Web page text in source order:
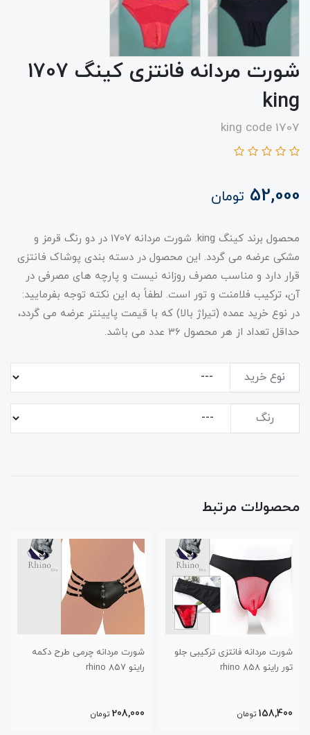
شورت مردانه فانتزی کینگ 1707
king
king code 1707
52,000 تومان
محصول برند کینگ king. شورت مردانه 1707 در دو رنگ قرمز و
مشکی عرضه می گردد. این محصول در دسته بندی پوشاک فانتزی
قرار دارد و مناسب مصرف روزانه نیست و پارچه های مصرفی در
آن، ترکیب فلامنت و تور است. لطفاً به این نکته توجه بفرمایید:
در نوع خرید عمده (تیراژ بالا) که با قیمت پایینتر عرضه می گردد،
حداقل تعداد از هر محصول 36 عدد می باشد.
نوع خرید
رنگ
محصولات مرتبط
شورت مردانه فانتزی ترکیبی جلو
تور راینو 858 rhino
158,400 تومان
شورت مردانه چرمی طرح دکمه
راینو 857 rhino
208,000 تومان